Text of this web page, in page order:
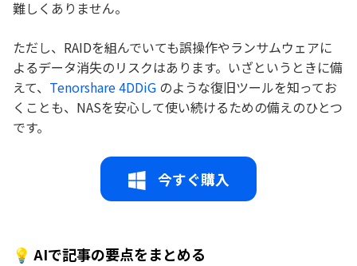
難しくありません。
ただし、RAIDを組んでいても誤操作やランサムウェアに
よるデータ消失のリスクはあります。いざというときに備
えて、 Tenorshare 4DDiG のような復旧ツールを知ってお
くことも、NASを安心して使い続けるための備えのひとつ
です。
今すぐ購入
💡 AIで記事の要点をまとめる